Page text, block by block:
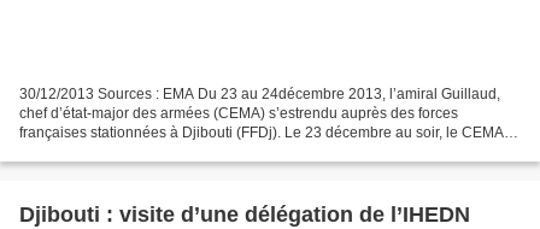
30/12/2013 Sources : EMA Du 23 au 24décembre 2013, l’amiral Guillaud,
chef d’état-major des armées (CEMA) s’estrendu auprès des forces
françaises stationnées à Djibouti (FFDj). Le 23 décembre au soir, le CEMA a
Djibouti : visite d’une délégation de l’IHEDN